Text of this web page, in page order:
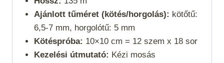
Ajánlott tűméret (kötés/horgolás): kötőtű:
6,5-7 mm, horgolótű: 5 mm
Kötéspróba: 10×10 cm = 12 szem x 18 sor
Kezelési útmutató: Kézi mosás